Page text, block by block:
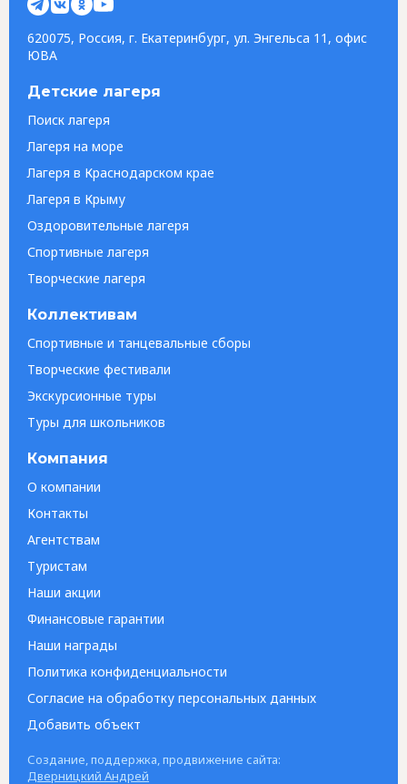
620075, Россия, г. Екатеринбург, ул. Энгельса 11, офис
ЮВА
Детские лагеря
Поиск лагеря
Лагеря на море
Лагеря в Краснодарском крае
Лагеря в Крыму
Оздоровительные лагеря
Спортивные лагеря
Творческие лагеря
Коллективам
Спортивные и танцевальные сборы
Творческие фестивали
Экскурсионные туры
Туры для школьников
Компания
О компании
Контакты
Агентствам
Туристам
Наши акции
Финансовые гарантии
Наши награды
Политика конфиденциальности
Согласие на обработку персональных данных
Добавить объект
Создание, поддержка, продвижение сайта:
Дверницкий Андрей